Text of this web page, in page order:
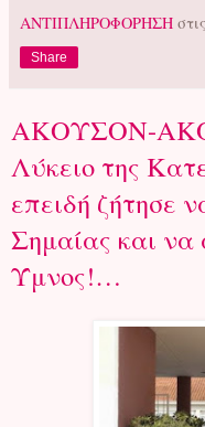
ΑΝΤΙΠΛΗΡΟΦΟΡΗΣΗ στις
Share
ΑΚΟΥΣΟΝ-
Λύκειο της
επειδή ζήτησε
Σημαίας και να
Ύμνος!…